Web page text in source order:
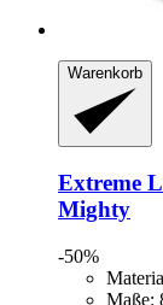
Warenkorb
Extreme
Mighty
-50%
Maße: